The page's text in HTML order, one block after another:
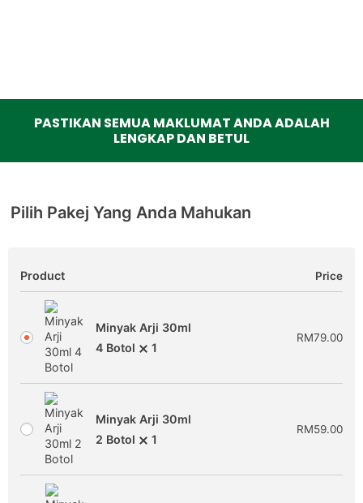
PASTIKAN SEMUA MAKLUMAT ANDA ADALAH
LENGKAP DAN BETUL
Pilih Pakej Yang Anda Mahukan
Product Price
Minyak Arji 30ml
4 Botol
1
RM79.00
Minyak Arji 30ml
2 Botol
1
RM59.00